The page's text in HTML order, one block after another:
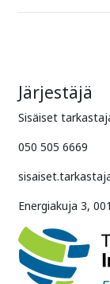
Järjestäjä
Sisäiset
050 505 6669
Energiakuja 3,